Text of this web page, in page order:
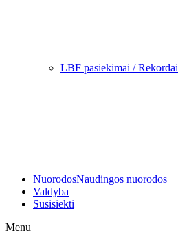
LBF pasiekimai / Rekordai
NuorodosNaudingos nuorodos
Valdyba
Susisiekti
Menu